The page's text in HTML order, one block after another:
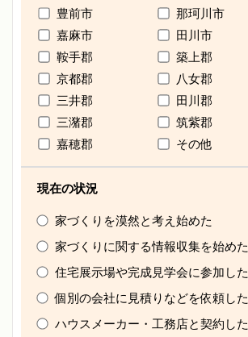
豊前市
那珂川市
嘉麻市
田川市
鞍手郡
築上郡
京都郡
八女郡
三井郡
田川郡
三潴郡
筑紫郡
嘉穂郡
その他
現在の状況
家づくりを漠然と考え始めた
家づくりに関する情報収集を始めた
住宅展示場や完成見学会に参加した
個別の会社に見積りなどを依頼した
ハウスメーカー・工務店と契約した